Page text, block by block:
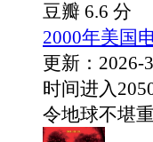
豆瓣 6.6 分
2000年美国
更新：2026-
时间进入
令地球不堪